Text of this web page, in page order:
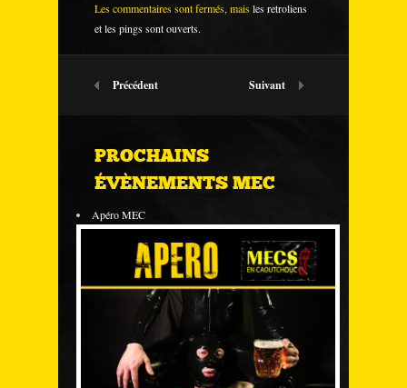
Les commentaires sont fermés, maisles retroliens
et les pings sont ouverts.
Précédent Suivant
PROCHAINS
ÉVÈNEMENTS MEC
Apéro MEC